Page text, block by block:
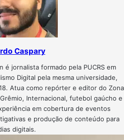
Caspary
é jornalista formado pela PUCRS em
Digital pela mesma universidade,
Atua como repórter e editor do Zona
Internacional, futebol gaúcho e
em cobertura de eventos
e produção de conteúdo para
digitais.